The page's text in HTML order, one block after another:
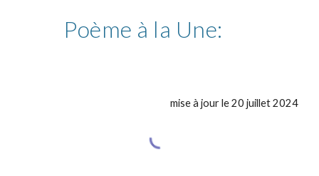
Poème à la Une:
mise à jour le20 juillet2024